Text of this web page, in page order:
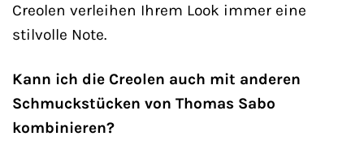
Creolen verleihen Ihrem Look immer eine
stilvolle Note.
Kann ich die Creolen auch mit anderen
Schmuckstücken von Thomas Sabo
kombinieren?